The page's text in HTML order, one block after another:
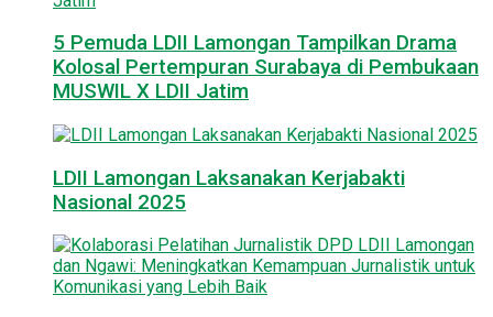
5 Pemuda LDII Lamongan Tampilkan Drama
Kolosal Pertempuran Surabaya di Pembukaan
MUSWIL X LDII Jatim
LDII Lamongan Laksanakan Kerjabakti
Nasional 2025